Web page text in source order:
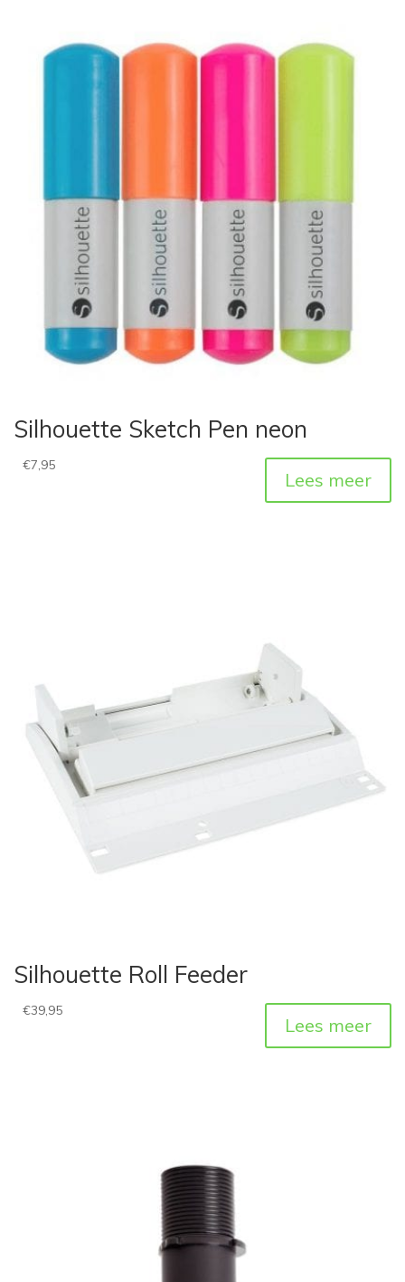
Silhouette Sketch Pen neon
€7,95
Lees meer
Silhouette Roll Feeder
€39,95
Lees meer